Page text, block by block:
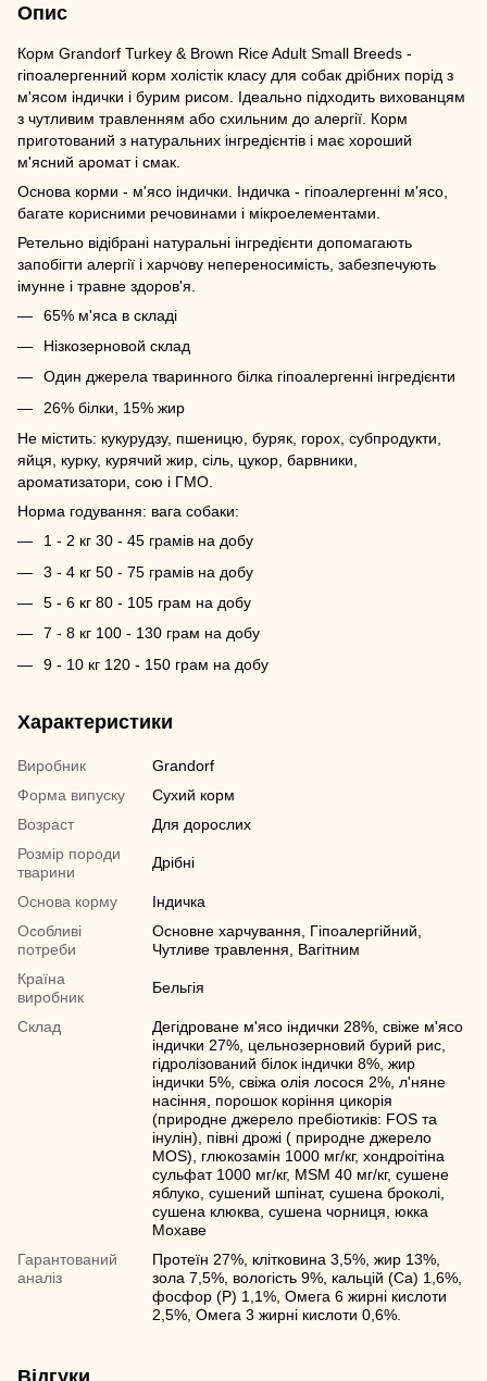
Опис
Корм Grandorf Turkey & Brown Rice Adult Small Breeds -
гіпоалергенний корм холістік класу для собак дрібних порід з
м'ясом індички і бурим рисом. Ідеально підходить вихованцям
з чутливим травленням або схильним до алергії. Корм
приготований з натуральних інгредієнтів і має хороший
м'ясний аромат і смак.
Основа корми - м'ясо індички. Індичка - гіпоалергенні м'ясо,
багате корисними речовинами і мікроелементами.
Ретельно відібрані натуральні інгредієнти допомагають
запобігти алергії і харчову непереносимість, забезпечують
імунне і травне здоров'я.
65% м'яса в складі
Нізкозерновой склад
Один джерела тваринного білка гіпоалергенні інгредієнти
26% білки, 15% жир
Не містить: кукурудзу, пшеницю, буряк, горох, субпродукти,
яйця, курку, курячий жир, сіль, цукор, барвники,
ароматизатори, сою і ГМО.
Норма годування: вага собаки:
1 - 2 кг 30 - 45 грамів на добу
3 - 4 кг 50 - 75 грамів на добу
5 - 6 кг 80 - 105 грам на добу
7 - 8 кг 100 - 130 грам на добу
9 - 10 кг 120 - 150 грам на добу
Характеристики
Виробник
Grandorf
Форма випуску
Сухий корм
Возраст
Для дорослих
Розмір породи
тварини
Дрібні
Основа корму
Індичка
Особливі
потреби
Основне харчування, Гіпоалергійний,
Чутливе травлення, Вагітним
Країна
виробник
Бельгія
Склад
Дегідроване м'ясо індички 28%, свіже м'ясо
індички 27%, цельнозерновий бурий рис,
гідролізований білок індички 8%, жир
індички 5%, свіжа олія лосося 2%, л'няне
насіння, порошок коріння цикорія
(природне джерело пребіотиків: FOS та
інулін), півні дрожі ( природне джерело
MOS), глюкозамін 1000 мг/кг, хондроітіна
сульфат 1000 мг/кг, MSM 40 мг/кг, сушене
яблуко, сушений шпінат, сушена броколі,
сушена клюква, сушена чорниця, юкка
Мохаве
Гарантований
аналіз
Протеїн 27%, клітковина 3,5%, жир 13%,
зола 7,5%, вологість 9%, кальцій (Ca) 1,6%,
фосфор (P) 1,1%, Омега 6 жирні кислоти
2,5%, Омега 3 жирні кислоти 0,6%.
Відгуки